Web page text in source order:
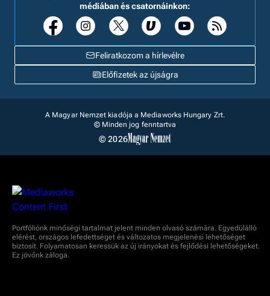
Feliratkozom a hírlevélre
médiában és csatornáinkon:
Előfizetek az újságra
A Magyar Nemzet kiadója a Mediaworks Hungary Zrt.
© Minden jog fenntartva
© 2026
Portfóliónk minőségi tartalmat jelent minden olvasó számára. Egyedülálló
elérést, országos lefedettséget és változatos megjelenési lehetőséget
biztosít. Folyamatosan keressük az új irányokat és fejlődési lehetőségeket.
Ez jövőnk záloga.